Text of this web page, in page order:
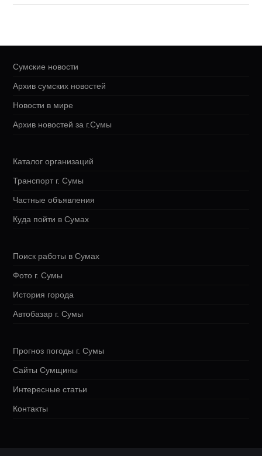
Сумские новости
Архив сумских новостей
Новости в мире
Архив новостей за г.Сумы
Каталог организаций
Транспорт г. Сумы
Частные объявления
Куда пойти в Сумах
Поиск работы в Сумах
Фото г. Сумы
История города
Автобазар г. Сумы
Прогноз погоды г. Сумы
Сайты Сумщины
Интересные статьи
Контакты